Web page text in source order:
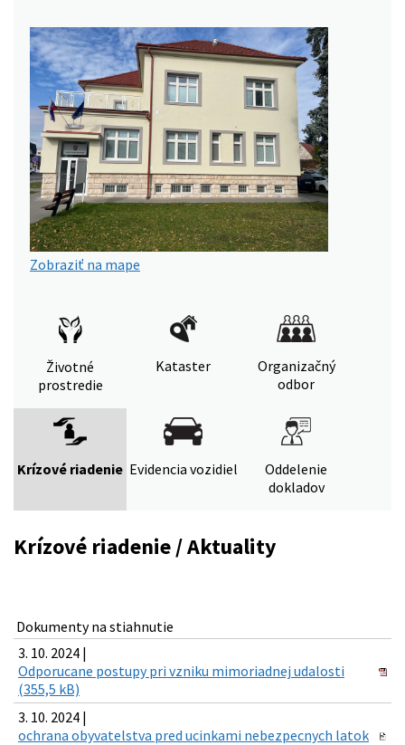
Zobraziť na mape
Životné
prostredie
Kataster
Organizačný
odbor
Krízové riadenie Evidencia vozidiel
Oddelenie
dokladov
Krízové riadenie / Aktuality
Dokumenty na stiahnutie
3. 10. 2024 |
Odporucane postupy pri vzniku mimoriadnej udalosti
(355,5 kB)
3. 10. 2024 |
ochrana obyvatelstva pred ucinkami nebezpecnych latok